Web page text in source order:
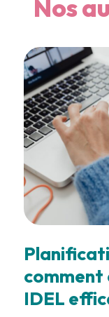
Nos
comment
IDEL